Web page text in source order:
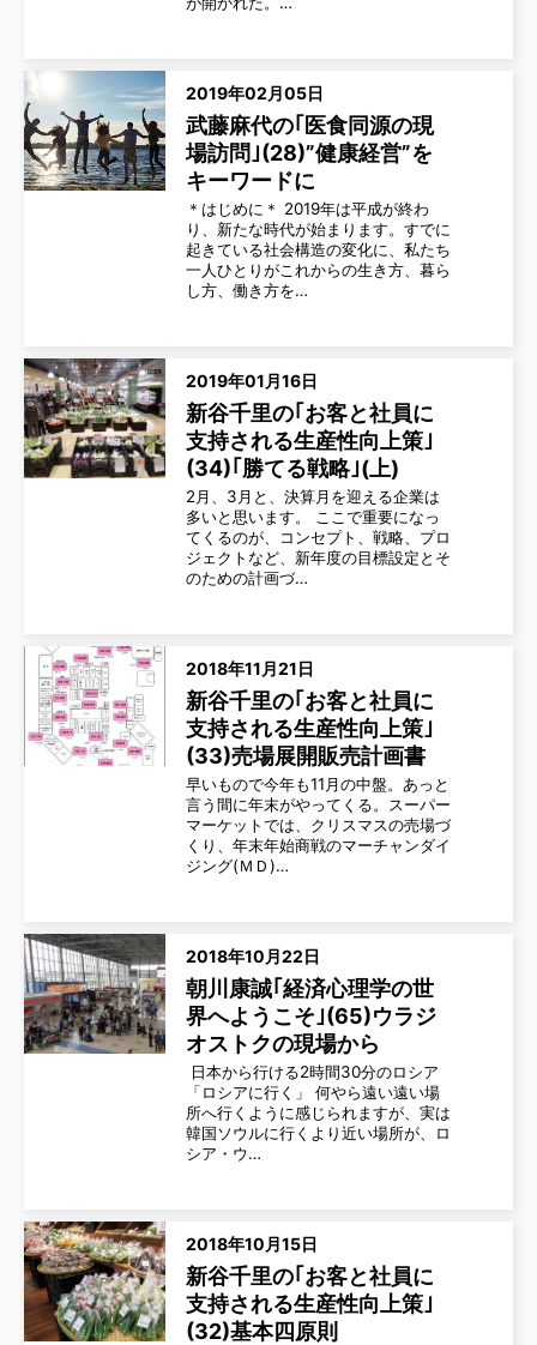
2019年02月05日
武藤麻代の｢医食同源の現
場訪問｣(28)”健康経営”を
キーワードに
＊はじめに＊ 2019年は平成が終わ
り、新たな時代が始まります。すでに
起きている社会構造の変化に、私たち
一人ひとりがこれからの生き方、暮ら
し方、働き方を…
2019年01月16日
新谷千里の｢お客と社員に
支持される生産性向上策｣
(34)｢勝てる戦略｣(上)
2月、3月と、決算月を迎える企業は
多いと思います。 ここで重要になっ
てくるのが、コンセプト、戦略、プロ
ジェクトなど、新年度の目標設定とそ
のための計画づ…
2018年11月21日
新谷千里の｢お客と社員に
支持される生産性向上策｣
(33)売場展開販売計画書
早いもので今年も11月の中盤。あっと
言う間に年末がやってくる。スーパー
マーケットでは、クリスマスの売場づ
くり、年末年始商戦のマーチャンダイ
ジング(ＭＤ)…
2018年10月22日
朝川康誠｢経済心理学の世
界へようこそ｣(65)ウラジ
オストクの現場から
日本から行ける2時間30分のロシア
「ロシアに行く」 何やら遠い遠い場
所へ行くように感じられますが、実は
韓国ソウルに行くより近い場所が、ロ
シア・ウ…
2018年10月15日
新谷千里の｢お客と社員に
支持される生産性向上策｣
(32)基本四原則